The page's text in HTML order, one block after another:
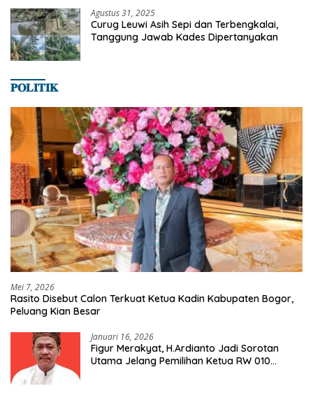
Agustus 31, 2025
Curug Leuwi Asih Sepi dan Terbengkalai,
Tanggung Jawab Kades Dipertanyakan
𝐏𝐎𝐋𝐈𝐓𝐈𝐊
Mei 7, 2026
Rasito Disebut Calon Terkuat Ketua Kadin Kabupaten Bogor,
Peluang Kian Besar
Januari 16, 2026
Figur Merakyat, H.Ardianto Jadi Sorotan
Utama Jelang Pemilihan Ketua RW 010